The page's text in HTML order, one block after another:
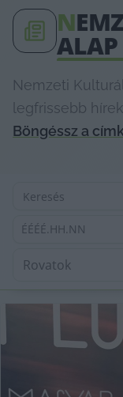
N
ALAP
Nemzeti
legfrissebb
Böngéssz a
ÉÉÉÉ.HH.NN